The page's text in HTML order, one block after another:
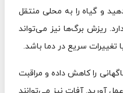
و گیاه را به محلی منتقل
ریزش برگ‌ها نیز می‌تواند
تغییرات سریع در دما باشد.
را کاهش داده و مراقبت